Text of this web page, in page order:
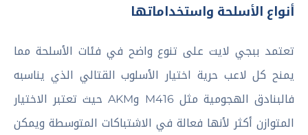
أنواع الأسلحة واستخداماتها
تعتمد ببجي لايت على تنوع واضح في فئات الأسلحة مما
يمنح كل لاعب حرية اختيار الأسلوب القتالي الذي يناسبه
فالبنادق الهجومية مثل M416 وAKM حيث تعتبر الاختيار
المتوازن أكثر لأنها فعالة في الاشتباكات المتوسطة ويمكن